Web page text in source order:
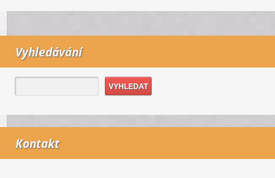
Vyhledávání
Kontakt